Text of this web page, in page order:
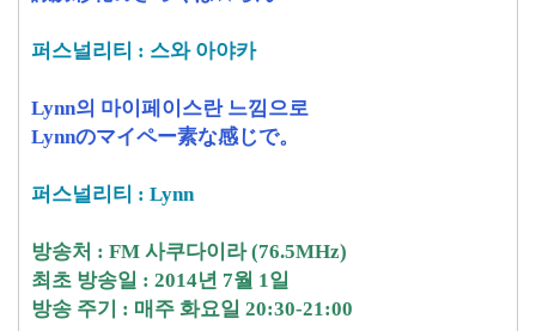
퍼스널리티 : 스와 아야카
Lynn의 마이페이스란 느낌으로
Lynnのマイペー素な感じで。
퍼스널리티 : Lynn
방송처 : FM 사쿠다이라 (76.5MHz)
최초 방송일 : 2014년 7월 1일
방송 주기 : 매주 화요일 20:30-21:00